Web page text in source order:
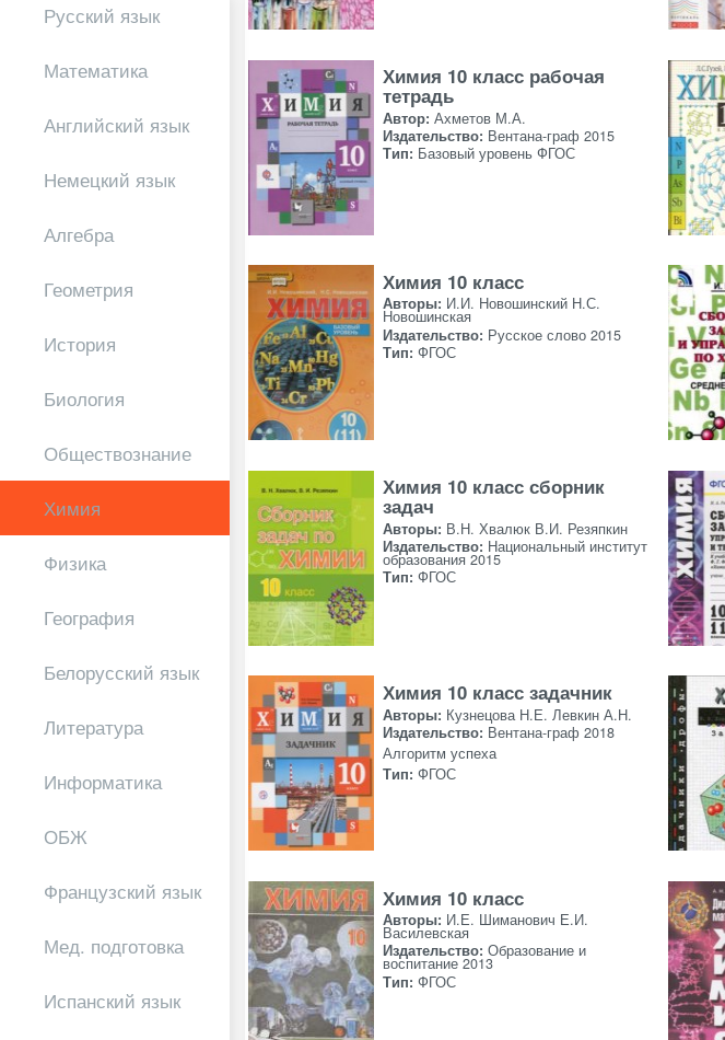
Русский язык
Математика
Английский язык
Немецкий язык
Алгебра
Геометрия
История
Биология
Обществознание
Химия
Физика
География
Белорусский язык
Литература
Информатика
ОБЖ
Французский язык
Мед. подготовка
Испанский язык
Химия 10 класс рабочая
тетрадь
Автор: Ахметов М.А.
Издательство: Вентана-граф 2015
Тип: Базовый уровень ФГОС
Химия 10 класс
Авторы: И.И. Новошинский Н.С.
Новошинская
Издательство: Русское слово 2015
Тип: ФГОС
Химия 10 класс сборник
задач
Авторы: В.Н. Хвалюк В.И. Резяпкин
Издательство: Национальный институт
образования 2015
Тип: ФГОС
Химия 10 класс задачник
Авторы: Кузнецова Н.Е. Левкин А.Н.
Издательство: Вентана-граф 2018
Алгоритм успеха
Тип: ФГОС
Химия 10 класс
Авторы: И.Е. Шиманович Е.И.
Василевская
Издательство: Образование и
воспитание 2013
Тип: ФГОС